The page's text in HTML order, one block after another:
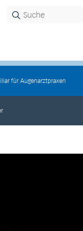
für Augenarztpraxen